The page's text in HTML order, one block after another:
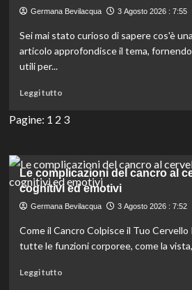
e
Germana Bevilacqua 3 Agosto 2026 : 7:55
Sei mai stato curioso di sapere cos'è
articolo approfondisce il tema,
utili per...
Leggi tuttoLeggi
più
condizioni
e
per
con
un
Pagine: 1 2 3
Le complicazioni del cancro al
cognitivi ed emotivi
Germana Bevilacqua 3 Agosto 2026 : 7:52
Come il Cancro Colpisce il Tuo
tutte le funzioni corporee, come la
Leggi tuttoLeggi